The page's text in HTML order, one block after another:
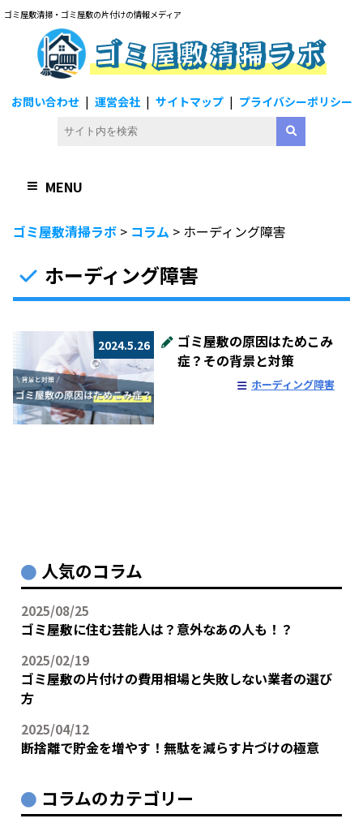
ゴミ屋敷清掃・ゴミ屋敷の片付けの情報メディア
ゴミ屋敷清掃ラボ
お問い合わせ 運営会社 サイトマップ プライバシーポリシー
MENU
ゴミ屋敷清掃ラボ > コラム > ホーディング障害
ホーディング障害
2024.5.26
ゴミ屋敷の原因はためこみ
症？その背景と対策
ホーディング障害
人気のコラム
2025/08/25
ゴミ屋敷に住む芸能人は？意外なあの人も！？
2025/02/19
ゴミ屋敷の片付けの費用相場と失敗しない業者の選び
方
2025/04/12
断捨離で貯金を増やす！無駄を減らす片づけの極意
コラムのカテゴリー